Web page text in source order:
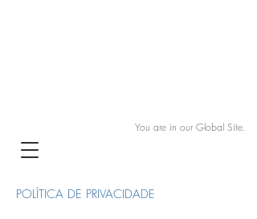
You are in our Global Site.
POLÍTICA DE PRIVACIDADE